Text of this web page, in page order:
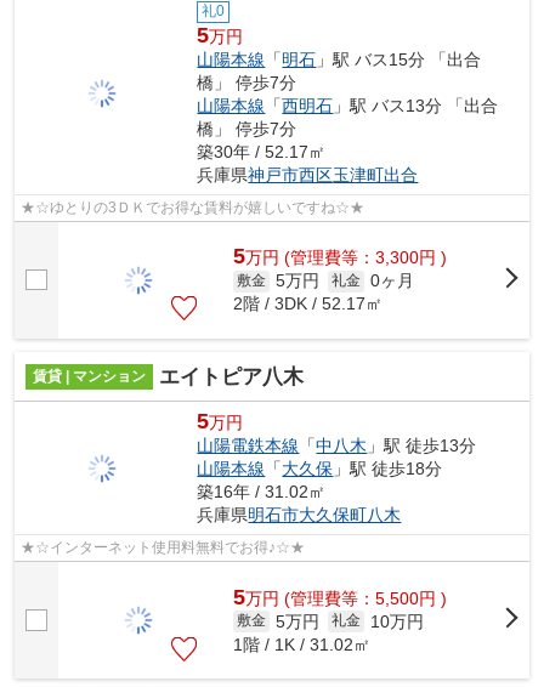
礼0
5万円
山陽本線 「明石 」駅 バス15分 「出合
橋」 停歩7分
山陽本線 「西明石 」駅 バス13分 「出合
橋」 停歩7分
築30年 / 52.17㎡
兵庫県神戸市西区玉津町出合
★☆ゆとりの3ＤＫでお得な賃料が嬉しいですね☆★
5万円 (管理費等：3,300円 )
敷金 5万円 礼金 0ヶ月
2階 / 3DK / 52.17㎡
賃貸 | マンション エイトピア八木
5万円
山陽電鉄本線 「中八木 」駅 徒歩13分
山陽本線 「大久保 」駅 徒歩18分
築16年 / 31.02㎡
兵庫県明石市大久保町八木
★☆インターネット使用料無料でお得♪☆★
5万円 (管理費等：5,500円 )
敷金 5万円 礼金
10万円
1階 / 1K / 31.02㎡